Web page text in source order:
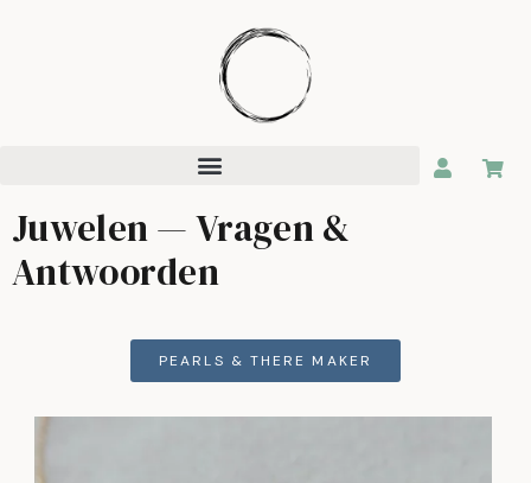
Juwelen — Vragen &
Antwoorden
PEARLS & THERE MAKER